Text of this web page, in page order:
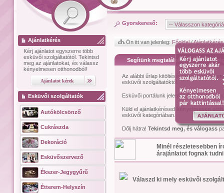
Ajánlatkérés
Kérj ajánlatot egyszerre több
esküvői szolgáltatótól. Tekintsd
meg az ajánlatokat, és válassz
kényelmesen otthonodból!
Esküvői szolgáltatók
Autókölcsönző
Cukrászda
Dekoráció
Esküvőszervező
Ékszer-Jegygyűrű
Étterem-Helyszín
Gyorskereső:
Ön itt van jelenleg: Főoldal/Ajánlatkérés
Segítünk megtalálni az esküvői
Az alábbi űrlap kitöltésével kérhetsz
esküvői szolgáltatóktól.
Esküvői portálunk jelenleg 1474esküvői
Küld el ajánlatkérésed
esküvői kategóriában.
Dőlj hátra! Tekintsd meg, és válogass
Minél részletesebben
árajánlatot fognak
Válaszd ki mely esküvői